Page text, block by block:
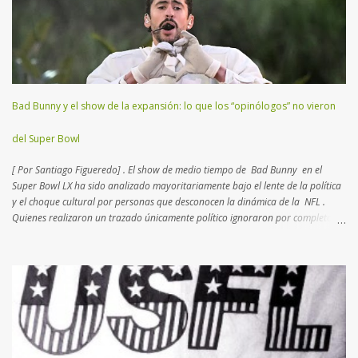
reales en un campo abierto. En lugar de 16 piezas, hay dos equipos de 11
jugadores que se disputan el terreno, donde cada uno deberá transitar
yardas para anotar puntos, trasladando o pateando un balón ovalado. El
Super Bowl (o Super Tazón) es la final del campeonato mundial...
Bad Bunny y el show de la expansión: lo que los “opinólogos” no vieron
del Super Bowl
[ Por Santiago Figueredo] . El show de medio tiempo de Bad Bunny en el
Super Bowl LX ha sido analizado mayoritariamente bajo el lente de la política
y el choque cultural por personas que desconocen la dinámica de la NFL .
Quienes realizaron un trazado únicamente político ignoraron por completo el
para quienes conocemos el deporte fue un movimiento de mercado calculado
hacia los nuevos negocios . Los periodistas que seguimos la NFL desde
hace 20 años, sabemos que la Liga busca intérpretes que atraigan a un
público foráneo. Esta política de "exportación" comenzó en el nuevo milenio
con partidos en México e Inglaterra , destinos con masas críticas de fanáticos.
Recientemente, se entendió que Brasil podría continuar el lazo